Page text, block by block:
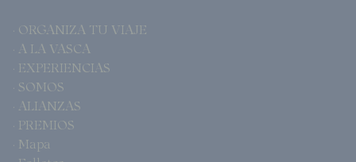
· ORGANIZA TU VIAJE
· A LA VASCA
· EXPERIENCIAS
· SOMOS
· ALIANZAS
· PREMIOS
· Mapa